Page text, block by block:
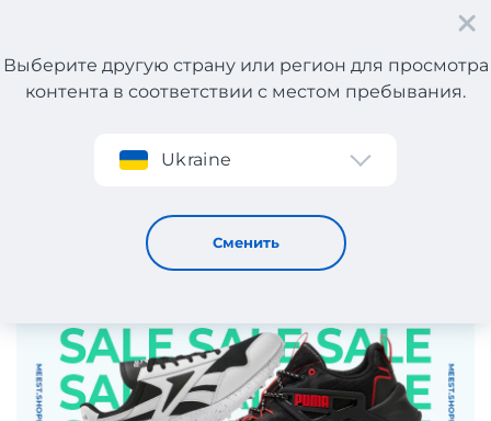
Регистрация
Выберите другую страну или регион для просмотра
контента в соответствии с местом пребывания.
Ukraine
Сменить
Скидки -50% на Reebok и PUMA!